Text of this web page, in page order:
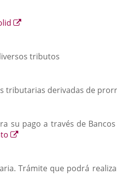
Enlace
aplicación
tributos
tributarias derivadas de
su pago a través de
Enlace
aplicación
Trámite que podrá